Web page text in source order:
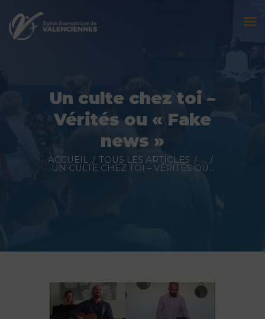
Un culte chez toi –
Vérités ou « Fake
news »
ACCUEIL TOUS LES ARTICLES ...
UN CULTE CHEZ TOI – VÉRITÉS OU...
Évènements
Nous contacter